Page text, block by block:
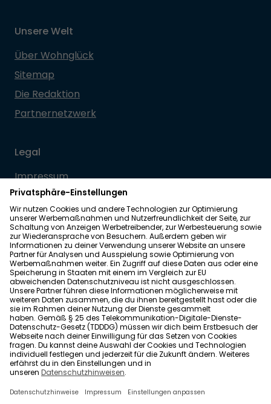
Unsere Welt
Über Wohnglück
Sitemap
Die Redaktion
Partnernetzwerk
Legal
Impressum
Datenschutz
Allgemeine Geschäftsbedingungen
Barrierefreiheit
Wohnglück folgen